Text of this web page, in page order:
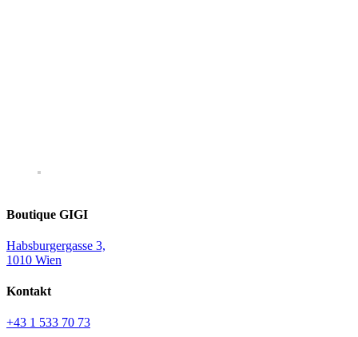
Boutique GIGI
Habsburgergasse 3,
1010 Wien
Kontakt
+43 1 533 70 73